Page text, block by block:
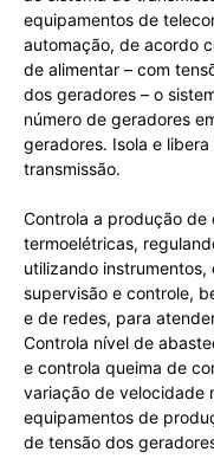
equipamentos de
automação, de acordo
de alimentar – com
dos geradores – o
número de geradores
geradores. Isola e
transmissão.
Controla a produção de
termoelétricas,
utilizando
supervisão e controle,
e de redes, para
Controla nível de
e controla queima de
variação de velocidade
equipamentos de
de tensão dos